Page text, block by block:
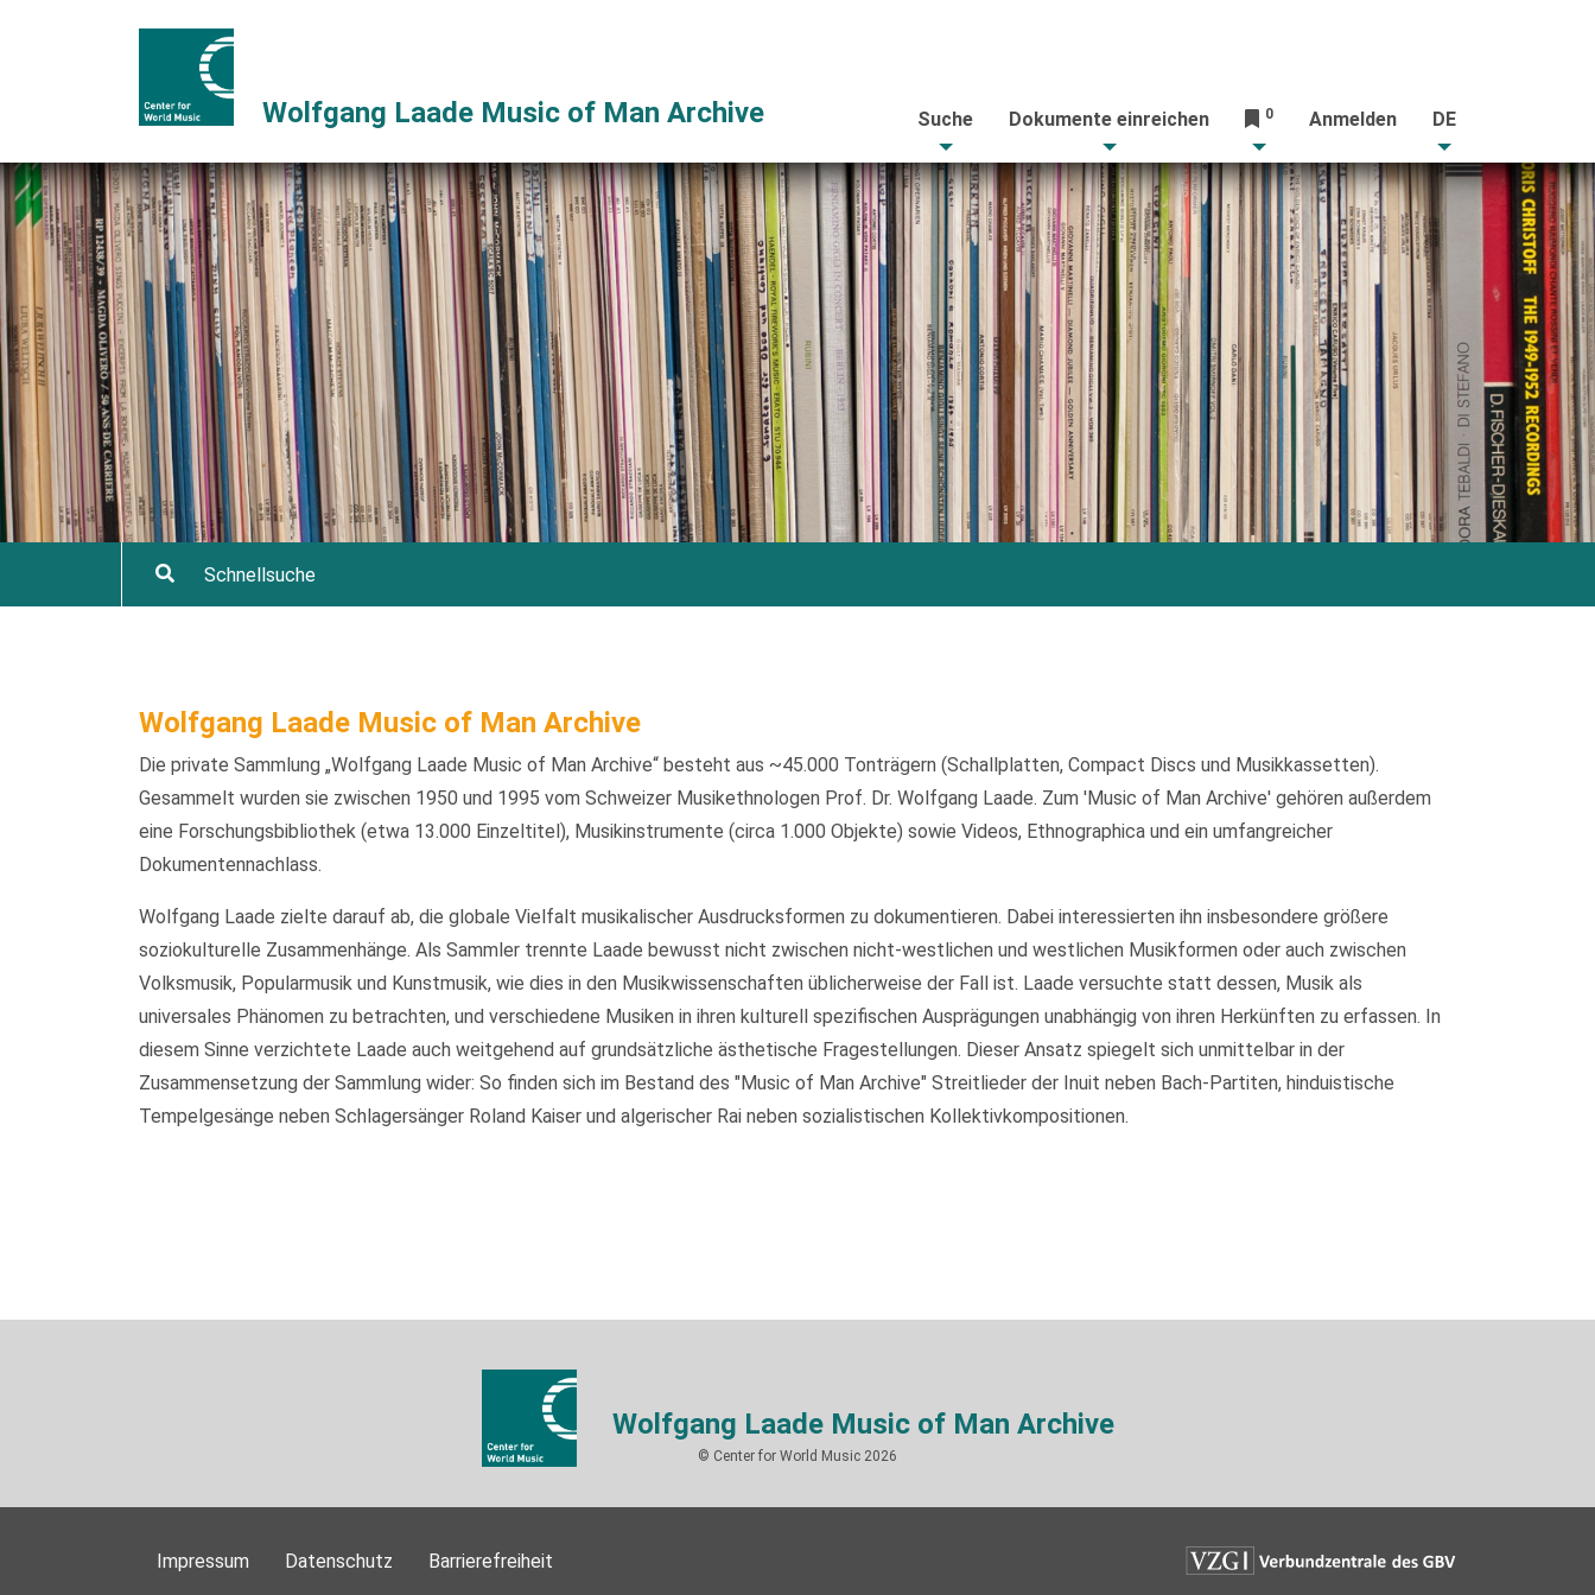
Wolfgang Laade Music of Man Archive Suche Dokumente einreichen 0 Anmelden DE
Wolfgang Laade Music of Man Archive
Die private Sammlung „Wolfgang Laade Music of Man Archive“ besteht aus ~45.000 Tonträgern (Schallplatten, Compact Discs und Musikkassetten).
Gesammelt wurden sie zwischen 1950 und 1995 vom Schweizer Musikethnologen Prof. Dr. Wolfgang Laade. Zum 'Music of Man Archive' gehören außerdem
eine Forschungsbibliothek (etwa 13.000 Einzeltitel), Musikinstrumente (circa 1.000 Objekte) sowie Videos, Ethnographica und ein umfangreicher
Dokumentennachlass.
Wolfgang Laade zielte darauf ab, die globale Vielfalt musikalischer Ausdrucksformen zu dokumentieren. Dabei interessierten ihn insbesondere größere
soziokulturelle Zusammenhänge. Als Sammler trennte Laade bewusst nicht zwischen nicht-westlichen und westlichen Musikformen oder auch zwischen
Volksmusik, Popularmusik und Kunstmusik, wie dies in den Musikwissenschaften üblicherweise der Fall ist. Laade versuchte statt dessen, Musik als
universales Phänomen zu betrachten, und verschiedene Musiken in ihren kulturell spezifischen Ausprägungen unabhängig von ihren Herkünften zu erfassen. In
diesem Sinne verzichtete Laade auch weitgehend auf grundsätzliche ästhetische Fragestellungen. Dieser Ansatz spiegelt sich unmittelbar in der
Zusammensetzung der Sammlung wider: So finden sich im Bestand des "Music of Man Archive" Streitlieder der Inuit neben Bach-Partiten, hinduistische
Tempelgesänge neben Schlagersänger Roland Kaiser und algerischer Rai neben sozialistischen Kollektivkompositionen.
Wolfgang Laade Music of Man Archive
© Center for World Music 2026
Impressum Datenschutz Barrierefreiheit